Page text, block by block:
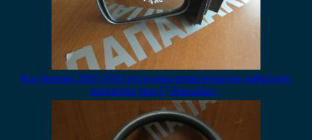
Kia Sorento 2002-2010 ηλεκτρικά ανακλινόμενος καθρέπτης
αριστερός γκρι (7 Καλώδια) ,